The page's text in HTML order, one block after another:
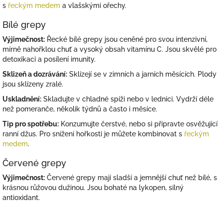
s řeckým medem a vlašskými ořechy.
Bílé grepy
Výjimečnost: Řecké bílé grepy jsou ceněné pro svou intenzivní,
mírně nahořklou chuť a vysoký obsah vitamínu C. Jsou skvělé pro
detoxikaci a posílení imunity.
Sklizeň a dozrávání: Sklízejí se v zimních a jarních měsících. Plody
jsou sklízeny zralé.
Uskladnění: Skladujte v chladné spíži nebo v lednici. Vydrží déle
než pomeranče, několik týdnů a často i měsíce.
Tip pro spotřebu: Konzumujte čerstvé, nebo si připravte osvěžující
ranní džus. Pro snížení hořkosti je můžete kombinovat s řeckým
medem.
Červené grepy
Výjimečnost: Červené grepy mají sladší a jemnější chuť než bílé, s
krásnou růžovou dužinou. Jsou bohaté na lykopen, silný
antioxidant.